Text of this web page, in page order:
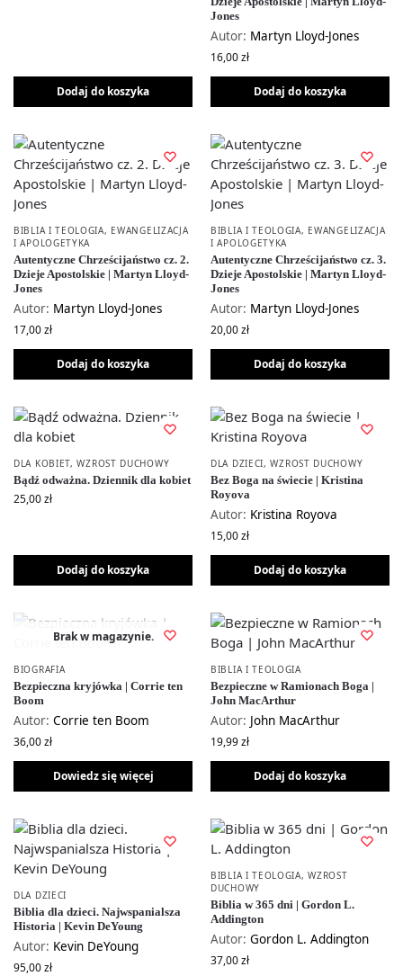
Dodaj do koszyka
Jones
Autor: Martyn Lloyd-Jones
16,00zł
Dodaj do koszyka
BIBLIA I TEOLOGIA, EWANGELIZACJA
I APOLOGETYKA
Autentyczne Chrześcijaństwo cz. 2.
Dzieje Apostolskie | Martyn Lloyd-
Jones
Autor: Martyn Lloyd-Jones
17,00zł
Dodaj do koszyka
BIBLIA I TEOLOGIA, EWANGELIZACJA
I APOLOGETYKA
Autentyczne Chrześcijaństwo cz. 3.
Dzieje Apostolskie | Martyn Lloyd-
Jones
Autor: Martyn Lloyd-Jones
20,00zł
Dodaj do koszyka
DLA KOBIET,WZROST DUCHOWY
Bądź odważna. Dziennik dla kobiet
25,00zł
Dodaj do koszyka
DLA DZIECI,WZROST DUCHOWY
Bez Boga na świecie | Kristina
Royova
Autor: Kristina Royova
15,00zł
Dodaj do koszyka
Brak w magazynie.
BIOGRAFIA
Bezpieczna kryjówka | Corrie ten
Boom
Autor: Corrie ten Boom
36,00zł
Dowiedz się więcej
BIBLIA I TEOLOGIA
Bezpieczne w Ramionach Boga |
John MacArthur
Autor: John MacArthur
19,99zł
Dodaj do koszyka
DLA DZIECI
Biblia dla dzieci. Najwspanialsza
Historia | Kevin DeYoung
Autor: Kevin DeYoung
95,00zł
BIBLIA I TEOLOGIA,WZROST
DUCHOWY
Biblia w 365 dni | Gordon L.
Addington
Autor: Gordon L. Addington
37,00zł